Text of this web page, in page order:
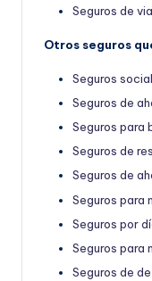
Seguros de
Otros seguros
Seguros
Seguros de
Seguros para
Seguros de
Seguros de
Seguros para
Seguros por
Seguros para
Seguros de